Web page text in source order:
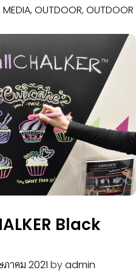
MEDIA, OUTDOOR, OUTDOOR
Black
าคม 2021 byadmin